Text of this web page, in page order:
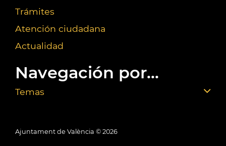
Trámites
Atención ciudadana
Actualidad
Navegación por...
Temas
Ajuntament de València © 2026